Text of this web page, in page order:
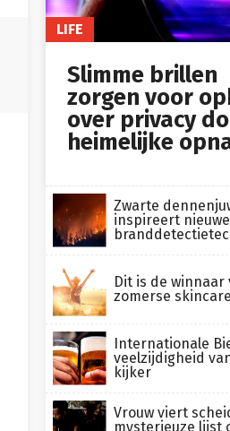
LIFE
Slimme brillen
zorgen voor
over privacy
heimelijke
Zwarte
inspireert nieuwe
Dit is de winnaar
zomerse
Internationale
veelzijdigheid
kijker
Vrouw viert
mysterieuze lijst